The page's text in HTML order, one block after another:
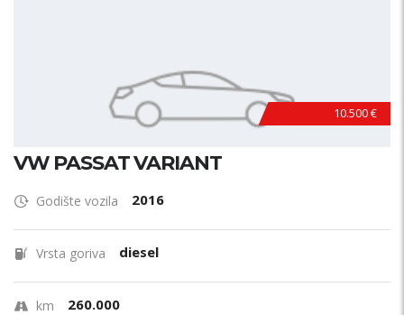
10.500 €
VW PASSAT VARIANT
Godište vozila 2016
Vrsta goriva diesel
km 260.000